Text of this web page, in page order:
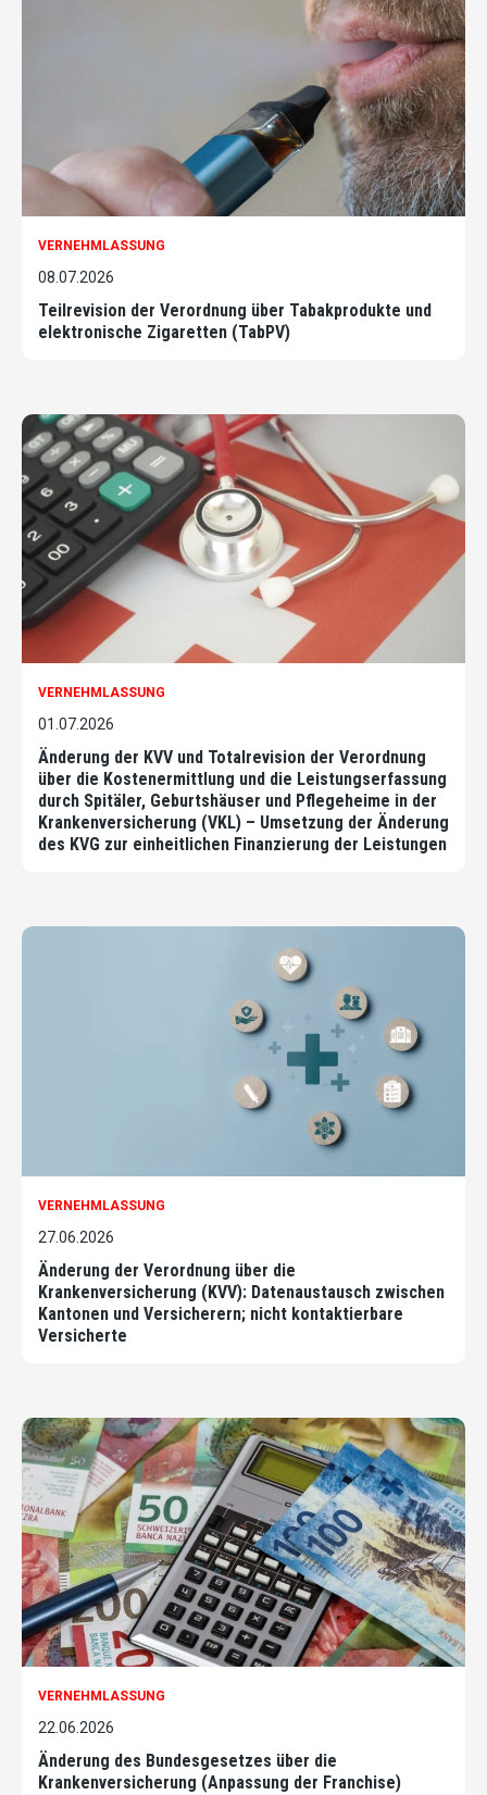
VERNEHMLASSUNG
08.07.2026
Teilrevision der Verordnung über Tabakprodukte und
elektronische Zigaretten (TabPV)
VERNEHMLASSUNG
01.07.2026
Änderung der KVV und Totalrevision der Verordnung
über die Kostenermittlung und die Leistungserfassung
durch Spitäler, Geburtshäuser und Pflegeheime in der
Krankenversicherung (VKL) – Umsetzung der Änderung
des KVG zur einheitlichen Finanzierung der Leistungen
VERNEHMLASSUNG
27.06.2026
Änderung der Verordnung über die
Krankenversicherung (KVV): Datenaustausch zwischen
Kantonen und Versicherern; nicht kontaktierbare
Versicherte
VERNEHMLASSUNG
22.06.2026
Änderung des Bundesgesetzes über die
Krankenversicherung (Anpassung der Franchise)